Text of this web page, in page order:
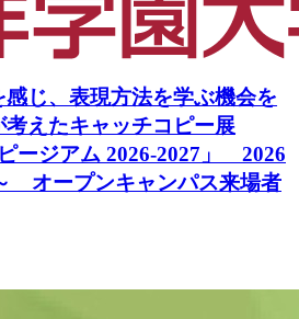
じ、表現方法を学ぶ機会を
えたキャッチコピー展
ージアム 2026-2027」 2026
オープンキャンパス来場者